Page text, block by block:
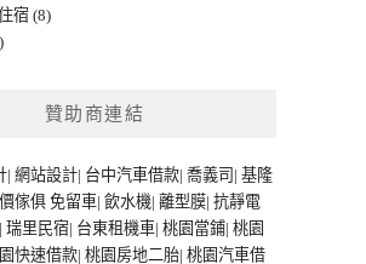
宿 (8)
贊助商連結
| 網站設計| 台中汽車借款| 喬義司 | 基隆
傢俱 免留車| 飲水機| 離型膜| 抗靜電
| 瑞里民宿| 台東租機車| 桃園當鋪| 桃園
快速借款| 桃園房地二胎| 桃園汽車借